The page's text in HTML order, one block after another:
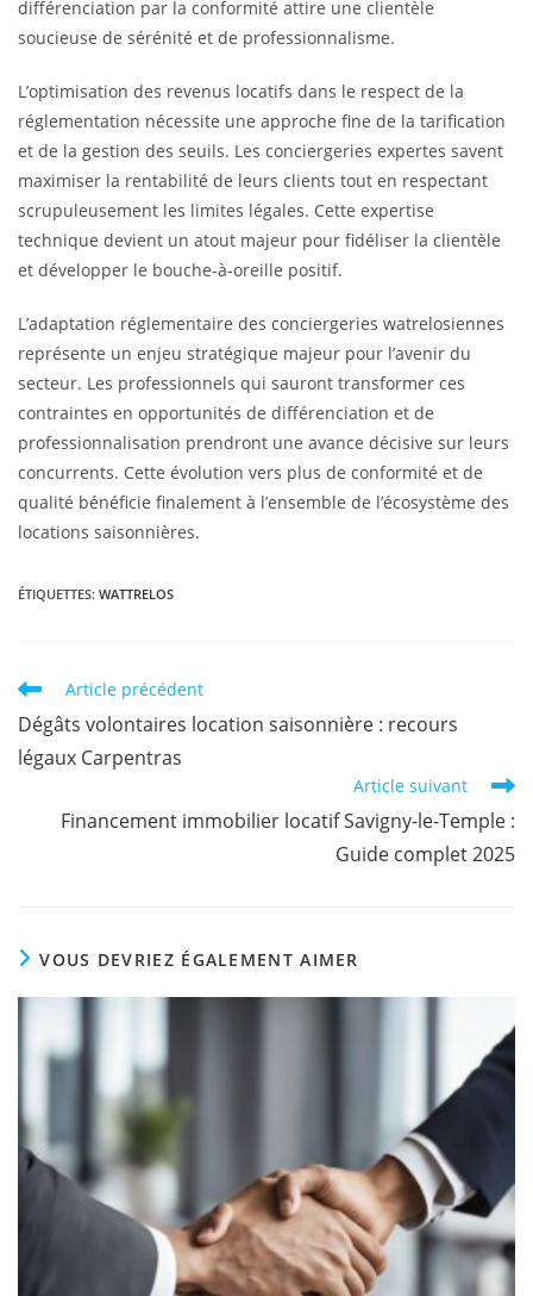
différenciation par la conformité attire une clientèle
soucieuse de sérénité et de professionnalisme.
L’optimisation des revenus locatifs dans le respect de la
réglementation nécessite une approche fine de la tarification
et de la gestion des seuils. Les conciergeries expertes savent
maximiser la rentabilité de leurs clients tout en respectant
scrupuleusement les limites légales. Cette expertise
technique devient un atout majeur pour fidéliser la clientèle
et développer le bouche-à-oreille positif.
L’adaptation réglementaire des conciergeries watrelosiennes
représente un enjeu stratégique majeur pour l’avenir du
secteur. Les professionnels qui sauront transformer ces
contraintes en opportunités de différenciation et de
professionnalisation prendront une avance décisive sur leurs
concurrents. Cette évolution vers plus de conformité et de
qualité bénéficie finalement à l’ensemble de l’écosystème des
locations saisonnières.
ÉTIQUETTES: WATTRELOS
Article précédent
Dégâts volontaires location saisonnière : recours
légaux Carpentras
Article suivant
Financement immobilier locatif Savigny-le-Temple :
Guide complet 2025
VOUS DEVRIEZ ÉGALEMENT AIMER